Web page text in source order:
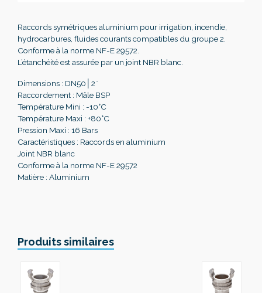
Raccords symétriques aluminium pour irrigation, incendie,
hydrocarbures, fluides courants compatibles du groupe 2.
Conforme à la norme NF-E 29572.
L’étanchéité est assurée par un joint NBR blanc.
Dimensions : DN50│2¨
Raccordement : Mâle BSP
Température Mini : -10°C
Température Maxi : +80°C
Pression Maxi : 16 Bars
Caractéristiques : Raccords en aluminium
Joint NBR blanc
Conforme à la norme NF-E 29572
Matière : Aluminium
Produits similaires